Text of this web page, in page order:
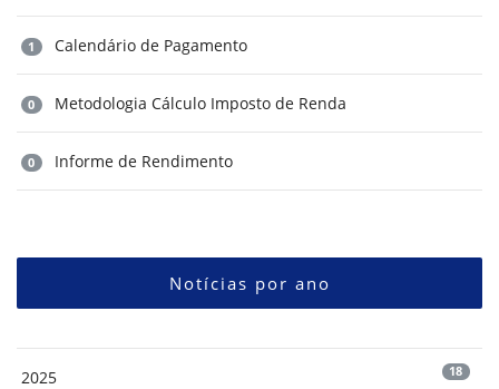
1 Calendário de Pagamento
0 Metodologia Cálculo Imposto de Renda
0 Informe de Rendimento
Notícias por ano
2025 18